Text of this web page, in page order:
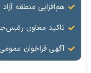
هم‌افزایی منطقه آزاد ماکو و
تاکید معاون رئیس‌جمهور
آگهی فراخوان عمومی